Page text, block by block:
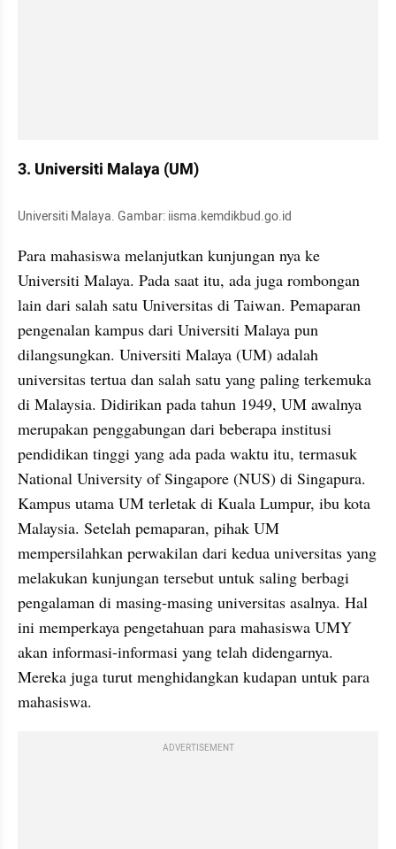
3. Universiti Malaya (UM)
Universiti Malaya. Gambar: iisma.kemdikbud.go.id
Para mahasiswa melanjutkan kunjungan nya ke
Universiti Malaya. Pada saat itu, ada juga rombongan
lain dari salah satu Universitas di Taiwan. Pemaparan
pengenalan kampus dari Universiti Malaya pun
dilangsungkan. Universiti Malaya (UM) adalah
universitas tertua dan salah satu yang paling terkemuka
di Malaysia. Didirikan pada tahun 1949, UM awalnya
merupakan penggabungan dari beberapa institusi
pendidikan tinggi yang ada pada waktu itu, termasuk
National University of Singapore (NUS) di Singapura.
Kampus utama UM terletak di Kuala Lumpur, ibu kota
Malaysia. Setelah pemaparan, pihak UM
mempersilahkan perwakilan dari kedua universitas yang
melakukan kunjungan tersebut untuk saling berbagi
pengalaman di masing-masing universitas asalnya. Hal
ini memperkaya pengetahuan para mahasiswa UMY
akan informasi-informasi yang telah didengarnya.
Mereka juga turut menghidangkan kudapan untuk para
mahasiswa.
ADVERTISEMENT